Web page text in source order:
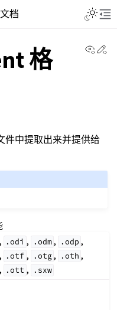
档
格
件中提取出来并提供给
, .odi , .odm , .odp ,
, .otf , .otg , .oth ,
, .ott , .sxw